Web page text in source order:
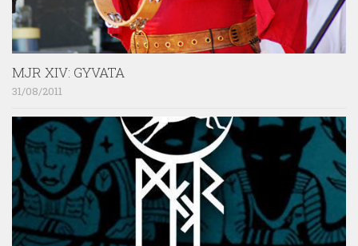
MJR XIV: GYVATA
31/08/2011